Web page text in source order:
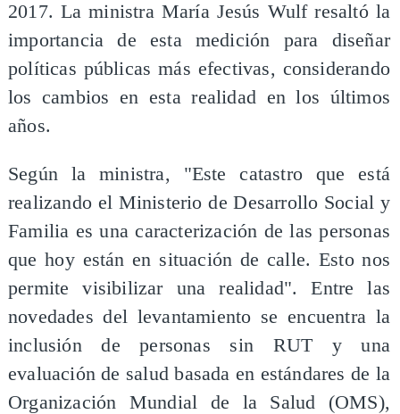
2017. La ministra María Jesús Wulf resaltó la
importancia de esta medición para diseñar
políticas públicas más efectivas, considerando
los cambios en esta realidad en los últimos
años.
Según la ministra, "Este catastro que está
realizando el Ministerio de Desarrollo Social y
Familia es una caracterización de las personas
que hoy están en situación de calle. Esto nos
permite visibilizar una realidad". Entre las
novedades del levantamiento se encuentra la
inclusión de personas sin RUT y una
evaluación de salud basada en estándares de la
Organización Mundial de la Salud (OMS),